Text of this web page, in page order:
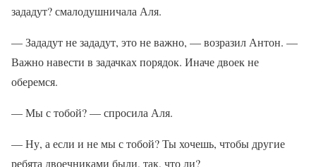
зададут? смалодушничала Аля.
— Зададут не зададут, это не важно, — возразил Антон. —
Важно навести в задачках порядок. Иначе двоек не
оберемся.
— Мы с тобой? — спросила Аля.
— Ну, а если и не мы с тобой? Ты хочешь, чтобы другие
ребята двоечниками были, так, что ли?